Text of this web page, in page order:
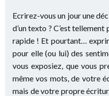
Ecrirez-vous un jour une
d’un texto ? C’est
rapide ! Et pourtant…
pour elle (ou lui) des
vous exposiez, que vous
même vos mots, de votre
mais de votre propre